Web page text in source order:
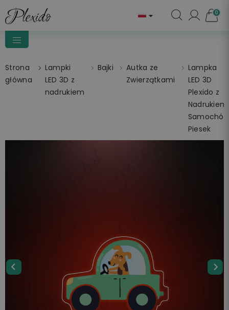
 0
Strona
główna
Lampki
LED 3D z
nadrukiem
Bajki
Autka ze
Zwierzątkami
Lampka
LED 3D
Plexido z
Nadrukiem
Samochód
Piesek